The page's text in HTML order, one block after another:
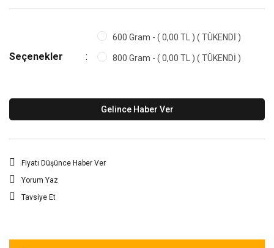
Seçenekler
600 Gram - ( 0,00 TL ) ( TÜKENDİ )
800 Gram - ( 0,00 TL ) ( TÜKENDİ )
Gelince Haber Ver
Fiyatı Düşünce Haber Ver
Yorum Yaz
Tavsiye Et